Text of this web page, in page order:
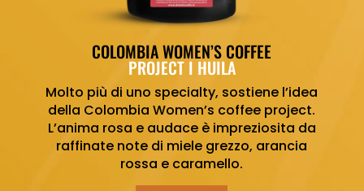
COLOMBIA WOMEN’S COFFEE
PROJECT I HUILA
Molto più di uno specialty, sostiene l’idea
della Colombia Women’s coffee project.
L’anima rosa e audace è impreziosita da
raffinate note di miele grezzo, arancia
rossa e caramello.